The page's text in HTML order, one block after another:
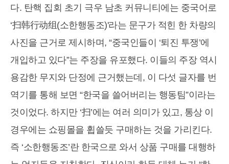
다. 탄핵 집회 초기 극우 남초 커뮤니티에는 중국어로
‘扫韩行动组(소한행동조)'라는 문구가 적힌 한 차량의
사진을 근거로 제시하며, “중국인들이 ‘퇴진 투쟁’에
개입하고 있다”는 주장을 유포했다. 이들의 주장 역시
용감한 무지와 단정에 근거했는데, 이 다섯 글자를 번
역기를 통해 보면 “한국을 쓸어버리는 행동팀”이라는
것이었다. 하지만 ‘扫’에는 여러 의미가 있고, 통상 이
경우에는 쇼핑몰을 휩쓸듯 구매하는 것을 가리킨다.
즉 ‘소한행동조’란 한국으로 와서 상품 구매를 대행하